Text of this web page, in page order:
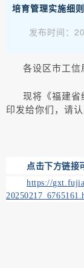
培育管理实施细
发布时间：
各设区市工信
现将《福建省
印发给你们，请认
点击下方链接
https://